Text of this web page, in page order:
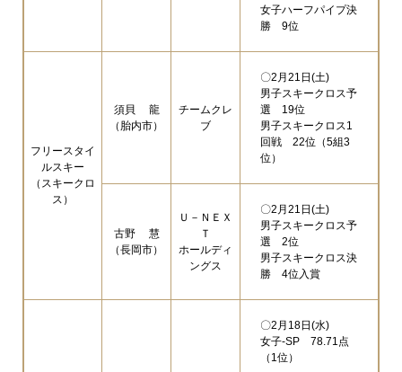
女子ハーフパイプ決
勝 9位
フリースタイ
ルスキー
（スキークロ
ス）
須貝 龍
（胎内市）
チームクレ
ブ
〇2月21日(土)
男子スキークロス予
選 19位
男子スキークロス1
回戦 22位（5組3
位）
古野 慧
（長岡市）
Ｕ－ＮＥＸ
Ｔ
ホールディ
ングス
〇2月21日(土)
男子スキークロス予
選 2位
男子スキークロス決
勝 4位入賞
〇2月18日(水)
女子-SP 78.71点
（1位）